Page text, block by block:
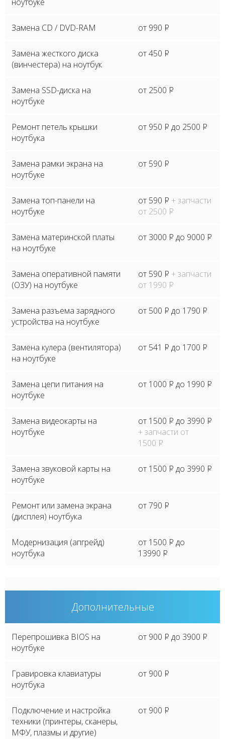
Замена CD / DVD-RAM от 990 P
Замена жесткого диска
(винчестера) на ноутбук
от 450 P
Замена SSD-диска на
ноутбуке
от 2500 P
Ремонт петель крышки
ноутбука
от 950 P до 2500 P
Замена рамки экрана на
ноутбуке
от 590 P
Замена топ-панели на
ноутбуке
от 590 P + запчасти
от 2500 P
Замена материнской платы
на ноутбуке
от 3000 P до 9000 P
Замена оперативной памяти
(ОЗУ) на ноутбуке
от 590 P + запчасти
от 1990 P
Замена разъема зарядного
устройства на ноутбуке
от 500 P до 1790 P
Замена кулера (вентилятора)
на ноутбуке
от 541 P до 1700 P
Замена цепи питания на
ноутбуке
от 1000 P до 1990 P
Замена видеокарты на
ноутбуке
от 1500 P до 3990 P
+ запчасти от
1500 P
Замена звуковой карты на
ноутбуке
от 1500 P до 3990 P
Ремонт или замена экрана
(дисплея) ноутбука
от 790 P
Модернизация (апгрейд)
ноутбука
от 1500 P до
13990 P
Дополнительные
Перепрошивка BIOS на
ноутбуке
от 900 P до 3900 P
Гравировка клавиатуры
ноутбука
от 900 P
Подключение и настройка
техники (принтеры, сканеры,
МФУ, плазмы и другие)
от 900 P